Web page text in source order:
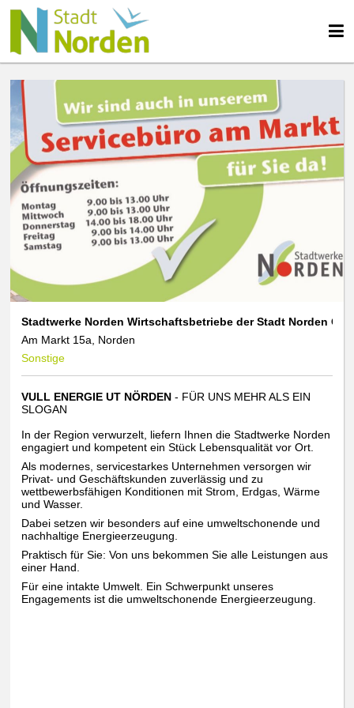
Stadtwerke Norden Wirtschaftsbetriebe der Stadt Norden
Am Markt 15a, Norden
Sonstige
VULL ENERGIE UT NÖRDEN - FÜR UNS MEHR ALS EIN
SLOGAN
In der Region verwurzelt, liefern Ihnen die Stadtwerke Norden
engagiert und kompetent ein Stück Lebensqualität vor Ort.
Als modernes, servicestarkes Unternehmen versorgen wir
Privat- und Geschäftskunden zuverlässig und zu
wettbewerbsfähigen Konditionen mit Strom, Erdgas, Wärme
und Wasser.
Dabei setzen wir besonders auf eine umweltschonende und
nachhaltige Energieerzeugung.
Praktisch für Sie: Von uns bekommen Sie alle Leistungen aus
einer Hand.
Für eine intakte Umwelt. Ein Schwerpunkt unseres
Engagements ist die umweltschonende Energieerzeugung.